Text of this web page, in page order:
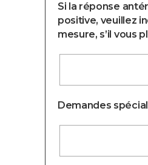
Si la réponse
positive, veuillez
mesure, s’il vous
Demandes